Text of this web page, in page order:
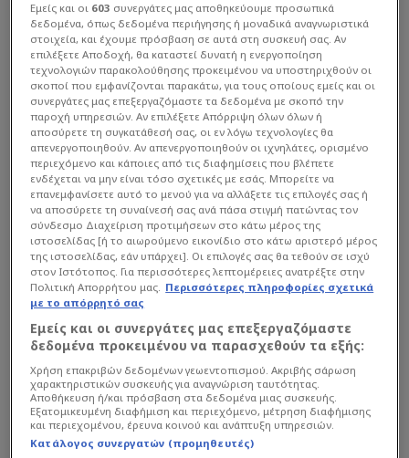
Οι φίλοι του Δικεφάλου παρακολουθούν με
προσοχή τις εξελίξεις των τελευταίων
εβδομάδων, προσπαθώντας να καταλάβουν προς
ποια κατεύθυνση κινείται ο σχεδιασμός της
ομάδας. Και είναι λογικό να υπάρχουν
ερωτήματα. Όχι απαραίτητα γιατί έχουν γίνει
λάθη ή επειδή έχει χαθεί ο έλεγχος της
κατάστασης, αλλά επειδή αρκετά από τα
Εμείς και οι 603 συνεργάτες μας αποθηκεύουμε προσωπικά
δεδομένα, όπως δεδομένα περιήγησης ή μοναδικά αναγνωριστικά
στοιχεία, και έχουμε πρόσβαση σε αυτά στη συσκευή σας. Αν
επιλέξετε Αποδοχή, θα καταστεί δυνατή η ενεργοποίηση
τεχνολογιών παρακολούθησης προκειμένου να υποστηριχθούν οι
σκοποί που εμφανίζονται παρακάτω, για τους οποίους εμείς και οι
συνεργάτες μας επεξεργαζόμαστε τα δεδομένα με σκοπό την
παροχή υπηρεσιών. Αν επιλέξετε Απόρριψη όλων όλων ή
αποσύρετε τη συγκατάθεσή σας, οι εν λόγω τεχνολογίες θα
απενεργοποιηθούν. Αν απενεργοποιηθούν οι ιχνηλάτες, ορισμένο
περιεχόμενο και κάποιες από τις διαφημίσεις που βλέπετε
ενδέχεται να μην είναι τόσο σχετικές με εσάς. Μπορείτε να
επανεμφανίσετε αυτό το μενού για να αλλάξετε τις επιλογές σας ή
να αποσύρετε τη συναίνεσή σας ανά πάσα στιγμή πατώντας τον
σύνδεσμο Διαχείριση προτιμήσεων στο κάτω μέρος της
ιστοσελίδας [ή το αιωρούμενο εικονίδιο στο κάτω αριστερό μέρος
της ιστοσελίδας, εάν υπάρχει]. Οι επιλογές σας θα τεθούν σε ισχύ
στον Ιστότοπος. Για περισσότερες λεπτομέρειες ανατρέξτε στην
Πολιτική Απορρήτου μας. Περισσότερες πληροφορίες σχετικά
με το απόρρητό σας
Εμείς και οι συνεργάτες μας επεξεργαζόμαστε
δεδομένα προκειμένου να παρασχεθούν τα εξής:
Χρήση επακριβών δεδομένων γεωεντοπισμού. Ακριβής σάρωση
χαρακτηριστικών συσκευής για αναγνώριση ταυτότητας.
Αποθήκευση ή/και πρόσβαση στα δεδομένα μιας συσκευής.
Εξατομικευμένη διαφήμιση και περιεχόμενο, μέτρηση διαφήμισης
και περιεχομένου, έρευνα κοινού και ανάπτυξη υπηρεσιών.
Κατάλογος συνεργατών (προμηθευτές)